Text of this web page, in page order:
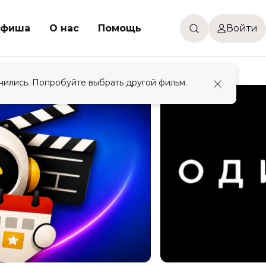
О нас Помощь Войти
Попробуйте выбрать другой фильм.